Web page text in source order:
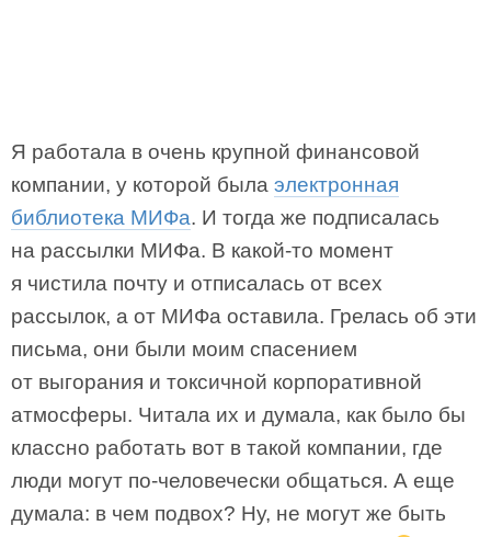
Я работала в очень крупной финансовой
компании, у которой была электронная
библиотека МИФа. И тогда же подписалась
на рассылки МИФа. В какой-то момент
я чистила почту и отписалась от всех
рассылок, а от МИФа оставила. Грелась об эти
письма, они были моим спасением
от выгорания и токсичной корпоративной
атмосферы. Читала их и думала, как было бы
классно работать вот в такой компании, где
люди могут по-человечески общаться. А еще
думала: в чем подвох? Ну, не могут же быть